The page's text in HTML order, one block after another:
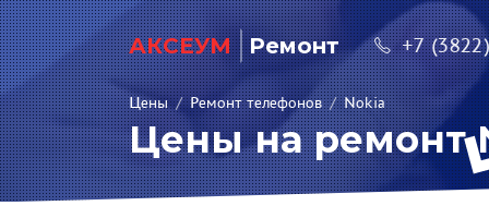
АКСЕУМ Ремонт +7
Цены / Ремонт телефонов / Nokia
Цены на ремонт